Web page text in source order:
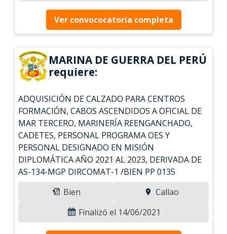
Ver convococatoria completa
MARINA DE GUERRA DEL PERÚ
requiere:
ADQUISICIÓN DE CALZADO PARA CENTROS
FORMACIÓN, CABOS ASCENDIDOS A OFICIAL DE
MAR TERCERO, MARINERÍA REENGANCHADO,
CADETES, PERSONAL PROGRAMA OES Y
PERSONAL DESIGNADO EN MISIÓN
DIPLOMÁTICA AÑO 2021 AL 2023, DERIVADA DE
AS-134-MGP DIRCOMAT-1 /BIEN PP 0135
Bien
Callao
Finalizó el 14/06/2021